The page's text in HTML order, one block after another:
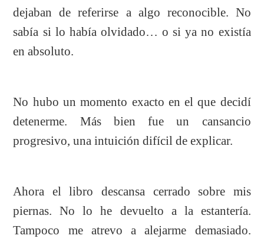
dejaban de referirse a algo reconocible. No
sabía si lo había olvidado… o si ya no existía
en absoluto.
No hubo un momento exacto en el que decidí
detenerme. Más bien fue un cansancio
progresivo, una intuición difícil de explicar.
Ahora el libro descansa cerrado sobre mis
piernas. No lo he devuelto a la estantería.
Tampoco me atrevo a alejarme demasiado.